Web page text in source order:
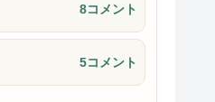
8コメント
5コメント